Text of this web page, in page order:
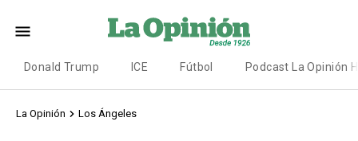
Donald Trump ICE Fútbol Podcast La Opinión
La Opinión Los Ángeles